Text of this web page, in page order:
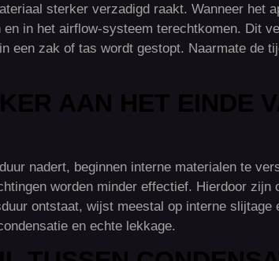
sterker verzadigd raakt. Wanneer het
in het airflow-systeem terechtkomen. Dit
een zak of tas wordt gestopt. Naarmate de
nadert, beginnen interne materialen te
worden minder effectief. Hierdoor zijn
ontstaat, wijst meestal op interne
en echte lekkage.